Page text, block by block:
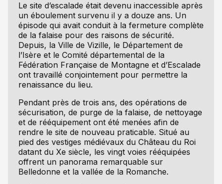
Le site d’escalade était devenu inaccessible après
un éboulement survenu il y a douze ans. Un
épisode qui avait conduit à la fermeture complète
de la falaise pour des raisons de sécurité.
Depuis, la Ville de Vizille, le Département de
l’Isère et le Comité départemental de la
Fédération Française de Montagne et d’Escalade
ont travaillé conjointement pour permettre la
renaissance du lieu.
Pendant près de trois ans, des opérations de
sécurisation, de purge de la falaise, de nettoyage
et de rééquipement ont été menées afin de
rendre le site de nouveau praticable. Situé au
pied des vestiges médiévaux du Château du Roi
datant du Xe siècle, les vingt voies rééquipées
offrent un panorama remarquable sur
Belledonne et la vallée de la Romanche.